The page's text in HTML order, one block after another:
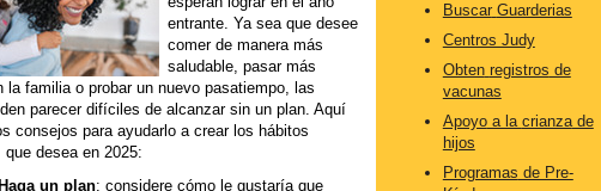
entrante. Ya sea que desee
comer de manera más
saludable, pasar más
la familia o probar un nuevo pasatiempo, las
parecer difíciles de alcanzar sin un plan. Aquí
consejos para ayudarlo a crear los hábitos
que desea en 2025:
un plan: considere cómo le gustaría que
Buscar Guarderias
Centros Judy
Obten registros de
vacunas
Apoyoa la crianzade
hijos
Programas de Pre-